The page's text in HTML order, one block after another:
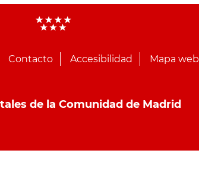
Contacto Accesibilidad Mapa web
de la Comunidad de Madrid